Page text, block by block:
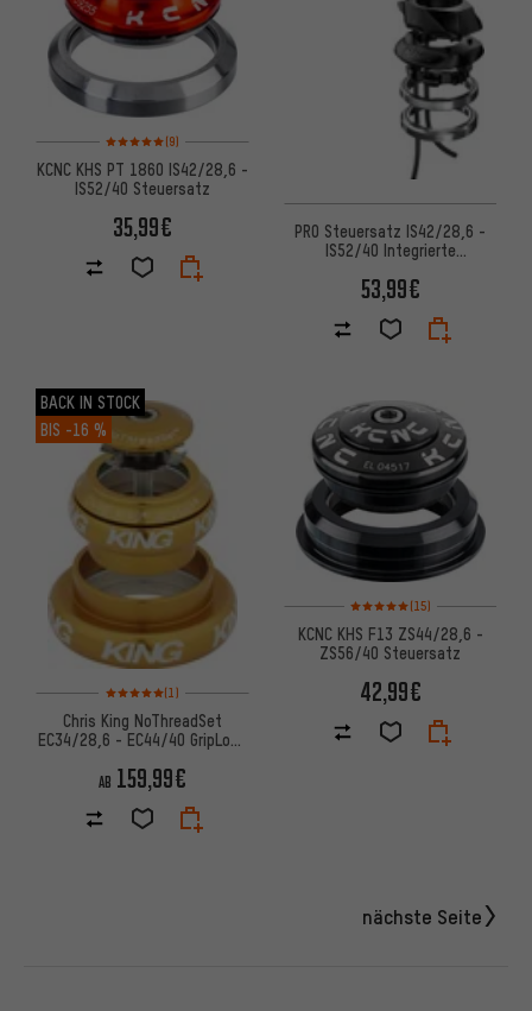
Bewertungen: 5 von 5 basierend auf 9 Bewertungen
(9)
KCNC KHS PT 1860 IS42/28,6 -
IS52/40 Steuersatz
35,99€
PRO Steuersatz IS42/28,6 -
IS52/40 Integrierte
53,99€
BACK IN STOCK
BIS -16 %
Bewertungen: 5 von 5 basierend auf 1 Bewertungen
(1)
Chris King NoThreadSet
EC34/28,6 - EC44/40 GripLock
AB 159,99€
Bewertungen: 5 von 5
(15)
KCNC KHS F13 ZS44/28,6 -
ZS56/40 Steuersatz
42,99€
nächste Seite